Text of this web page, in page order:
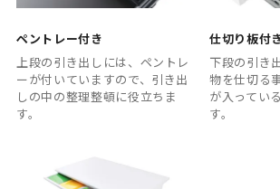
ペントレー付き
上段の引き出しには、ペントレ
ーが付いていますので、引き出
しの中の整理整頓に役立ちま
す。
仕切り板付
下段の引き
物を仕切る
が入ってい
す。